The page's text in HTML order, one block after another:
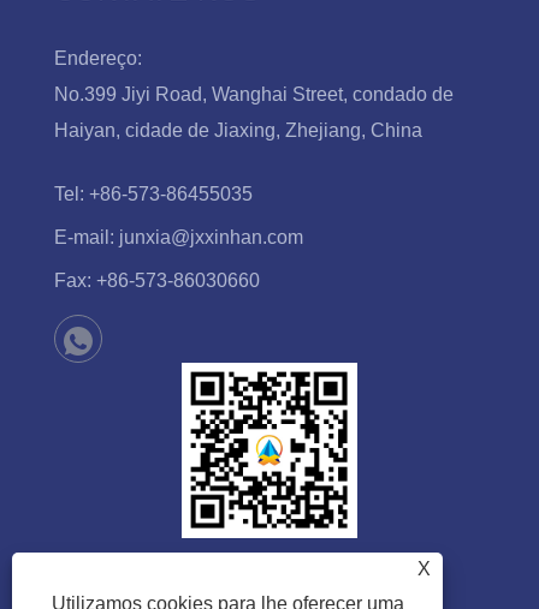
Endereço:
No.399 Jiyi Road, Wanghai Street, condado de
Haiyan, cidade de Jiaxing, Zhejiang, China
Tel: +86-573-86455035
E-mail: junxia@jxxinhan.com
Fax: +86-573-86030660
X
Utilizamos cookies para lhe oferecer uma